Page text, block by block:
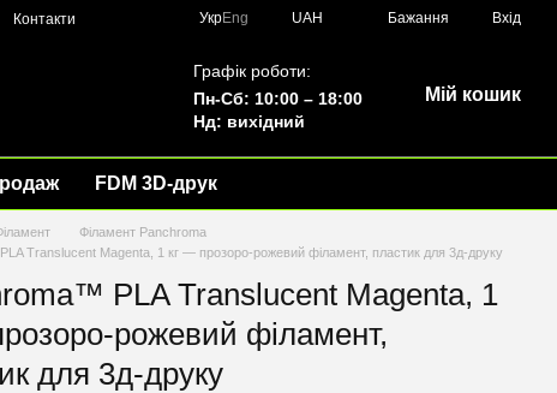
Контакти УкрEng UAH Бажання Вхід
Графік роботи:
Пн-Сб: 10:00 – 18:00
Нд: вихідний
Мій кошик
FDM 3D-друк
Філамент Panchroma
Translucent Magenta, 1 кг — прозоро-рожевий філамент, пластик для 3д-друку
PLA Translucent Magenta, 1
рожевий філамент,
для 3д-друку